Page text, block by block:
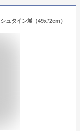
ュタイン城（49x72cm）